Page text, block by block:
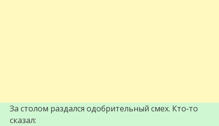
За столом раздался одобрительный смех. Кто‑то
сказал: